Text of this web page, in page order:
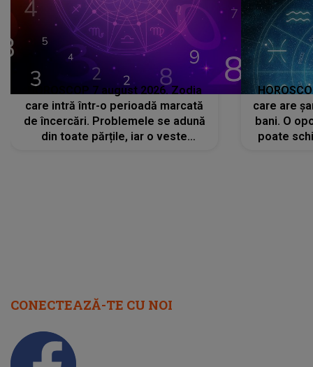
HOROSCOP 7 august 2026. Zodia
care intră într-o perioadă marcată
de încercări. Problemele se adună
din toate părțile, iar o veste
care are
bani. O
poate
CONECTEAZĂ-TE CU NOI